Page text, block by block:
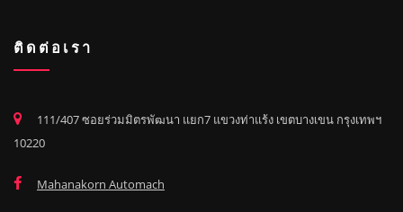
ติดต่อเรา
111/407 ซอยร่วมมิตรพัฒนา แยก7 แขวงท่าแร้ง เขตบางเขน กรุงเทพฯ
10220
Mahanakorn Automach